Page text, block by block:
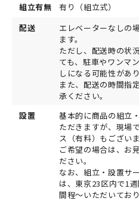
組立有無
有り（組立式）
配送
エレベーターなしの
ます。
ただし、配送時の状
ても、駐車やワンマ
しになる可能性があり
また、配送の時間指
承ください。
設置
基本的に商品の組立
ただきますが、現場
ス（有料）もございま
ご希望の場合は、お
ださい。
なお、組立・設置サ
は、東京23区内で1
間程～いただいており